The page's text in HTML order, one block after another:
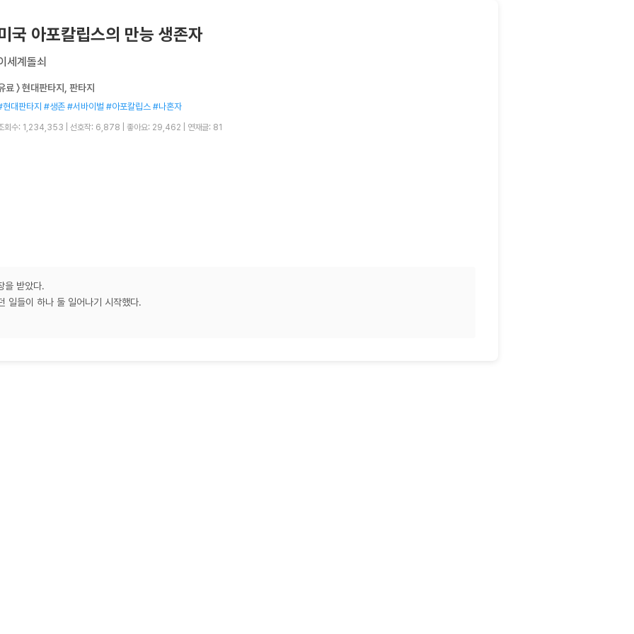
국 아포칼립스의 만능 생존자
세계돌쇠
료 〉 현대판타지, 판타지
현대판타지 #생존 #서바이벌 #아포칼립스 #나혼자
회수: 1,234,353 선호작: 6,878 좋아요: 29,462 연재글: 81
을 받았다.
일들이 하나 둘 일어나기 시작했다.